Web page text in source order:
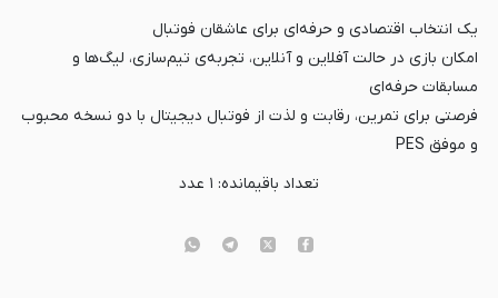
یک انتخاب اقتصادی و حرفه‌ای برای عاشقان فوتبال
امکان بازی در حالت آفلاین و آنلاین، تجربه‌ی تیم‌سازی، لیگ‌ها و
مسابقات حرفه‌ای
فرصتی برای تمرین، رقابت و لذت از فوتبال دیجیتال با دو نسخه محبوب
و موفق PES
تعداد باقیمانده: ۱ عدد